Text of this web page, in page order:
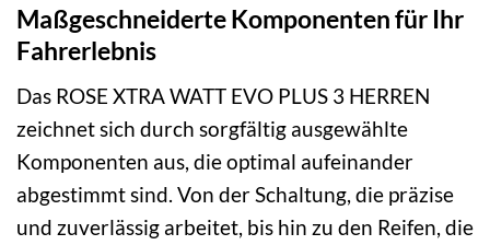
Maßgeschneiderte Komponenten für Ihr
Fahrerlebnis
Das ROSE XTRA WATT EVO PLUS 3 HERREN
zeichnet sich durch sorgfältig ausgewählte
Komponenten aus, die optimal aufeinander
abgestimmt sind. Von der Schaltung, die präzise
und zuverlässig arbeitet, bis hin zu den Reifen, die